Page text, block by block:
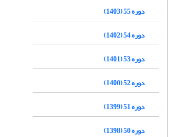
دوره 55 (1403)
دوره 54 (1402)
دوره 53 (1401)
دوره 52 (1400)
دوره 51 (1399)
دوره 50 (1398)